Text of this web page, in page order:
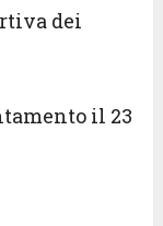
dei
il 23